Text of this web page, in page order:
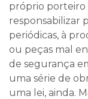
próprio porteiro
responsabilizar
periódicas, à
ou peças mal
de segurança
uma série de
uma lei, ainda.